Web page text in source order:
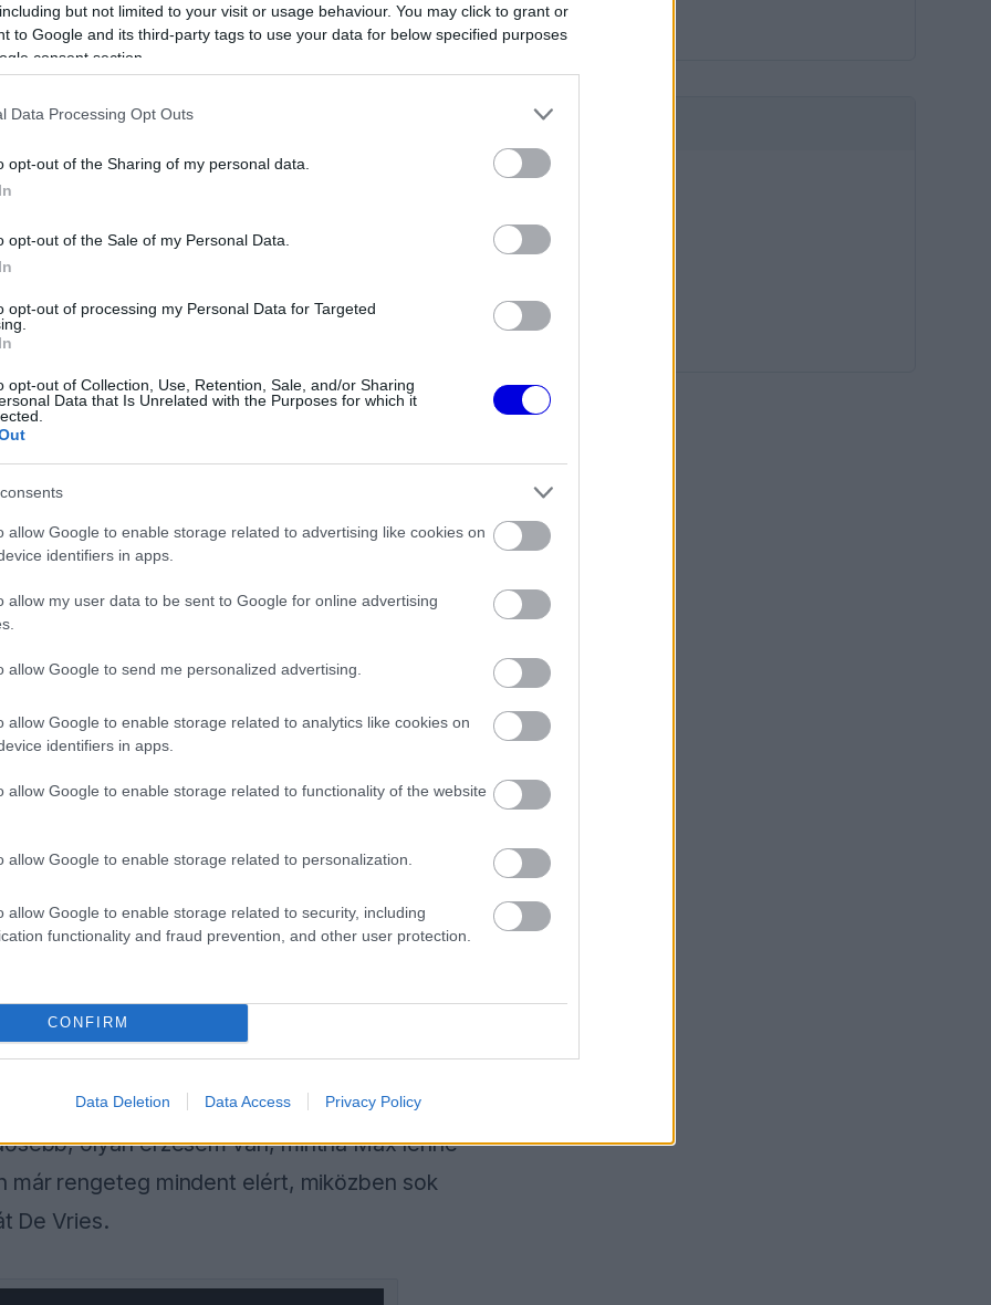
but not limited to your visit or usage behaviour. You may click to grant or
to Google and its third-party tags to use your data for below specified purposes
consent section.
Data Processing Opt Outs
opt-out of the Sharing of my personal data.
opt-out of the Sale of my Personal Data.
opt-out of processing my Personal Data for Targeted
opt-out of Collection, Use, Retention, Sale, and/or Sharing
Data that Is Unrelated with the Purposes for which it
allow Google to enable storage related to advertising like cookies on
identifiers in apps.
allow my user data to be sent to Google for online advertising
allow Google to send me personalized advertising.
allow Google to enable storage related to analytics like cookies on
identifiers in apps.
allow Google to enable storage related to functionality of the website
allow Google to enable storage related to personalization.
allow Google to enable storage related to security, including
functionality and fraud prevention, and other user protection.
CONFIRM
Data Deletion Data Access Privacy Policy
lesz 2006 óta, amikor két holland
a Red Bullnál, Christijan Albers
az
új motorral
át riválisától a Red Bull
kérdezték arról a korábbi F2-es és FE-
regnáló bajnokával. „Max és én már
időben kezdtünk gokartozni, bár
ugyanazon a versenyen, és akkor
volt. Remek a kapcsolatunk
fel, az édesapáink segítettek minket, és
Emellett nagyon tiszteljük is egymást.”
a nyelvet beszéljük, ezért jól
olyan érzésem van, mintha Max lenne
már rengeteg mindent elért, miközben sok
De Vries.